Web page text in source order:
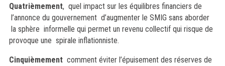
Quatrièmement, quel impact sur les équilibres financiers de
l’annonce du gouvernement d’augmenter le SMIG sans aborder
la sphère informelle qui permet un revenu collectif qui risque de
provoque une spirale inflationniste.
Cinquièmementcomment éviter l’épuisement des réserves de